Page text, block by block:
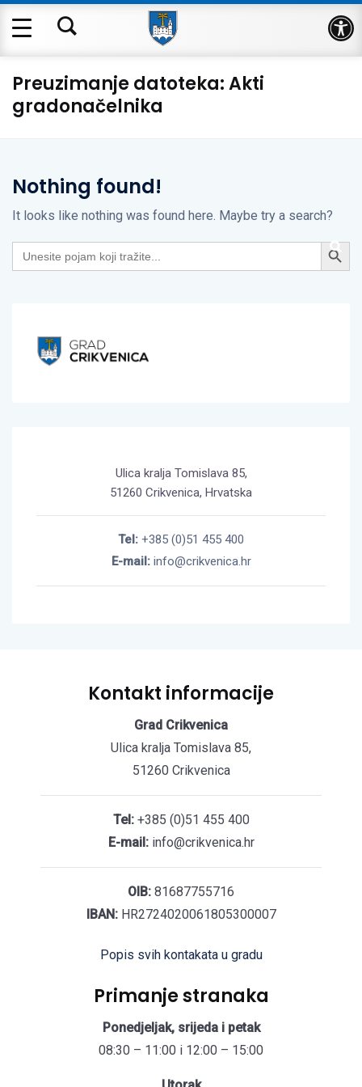
Preuzimanje datoteka:Akti
gradonačelnika
Nothing found!
It looks like nothing was found here. Maybe try a search?
Search
for:
Search Button
Ulica kralja Tomislava 85,
51260 Crikvenica, Hrvatska
Tel: +385 (0)51 455 400
E-mail:info@crikvenica.hr
Kontakt informacije
Grad Crikvenica
Ulica kralja Tomislava 85,
51260 Crikvenica
Tel:+385 (0)51 455 400
E-mail:info@crikvenica.hr
OIB: 81687755716
IBAN:HR2724020061805300007
Popis svih kontakata u gradu
Primanje stranaka
Ponedjeljak, srijeda i petak
08:30 – 11:00 i 12:00 – 15:00